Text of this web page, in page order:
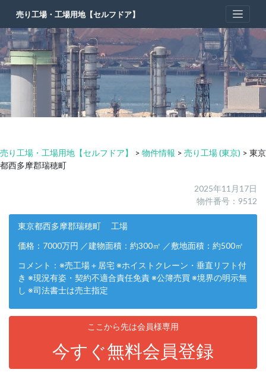
content
売り工場・工場用地【セルフドア】
売り工場・工場用地【セルフドア】 > 物件情報 > 売り工場 (東京) > 東京
都西多摩郡瑞穂町
2025年11月17日
物件番号：9512
東京都西多摩郡瑞穂町 工場
価格：7000万円 ／建物面積：約300㎡ ／敷地面積：約500㎡
コメント：※売工場＋居宅 ※ホイストクレーン・垂直リフト付
き ※現況有姿・契約不適合責任免責 ※公簿売買 ※境界の明示無
し ※司法書士は売主指定
ここから先は会員様専用
今すぐ無料会員登録